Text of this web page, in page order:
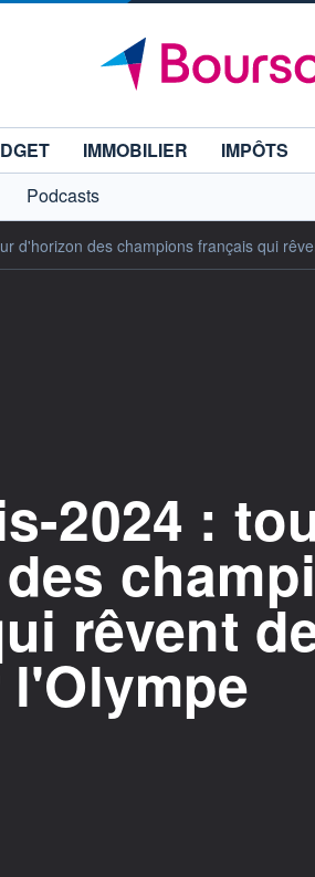
IMMOBILIER IMPÔTS
Podcasts
d'horizon des champions français qui
2024 :
rêvent